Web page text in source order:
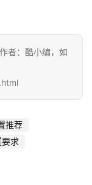
者：酷小编，如
推荐
要求